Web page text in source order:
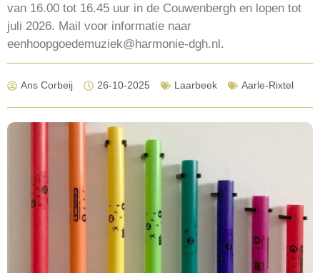
van 16.00 tot 16.45 uur in de Couwenbergh en lopen tot
juli 2026. Mail voor informatie naar
eenhoopgoedemuziek@harmonie-dgh.nl.
Ans Corbeij 26-10-2025 Laarbeek Aarle-Rixtel